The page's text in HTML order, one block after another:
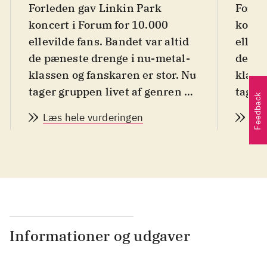
Forleden gav Linkin Park
koncert i Forum for 10.000
ellevilde fans. Bandet var altid
de pæneste drenge i nu-metal-
klassen og fanskaren er stor. Nu
tager gruppen livet af genren på
disker Linkin Park op med
heavy metal. De karakteristiske
Tværtimod ligner de mere og
Læs hele vurderingen
de
tager
det
Informationer og udgaver
Feedback